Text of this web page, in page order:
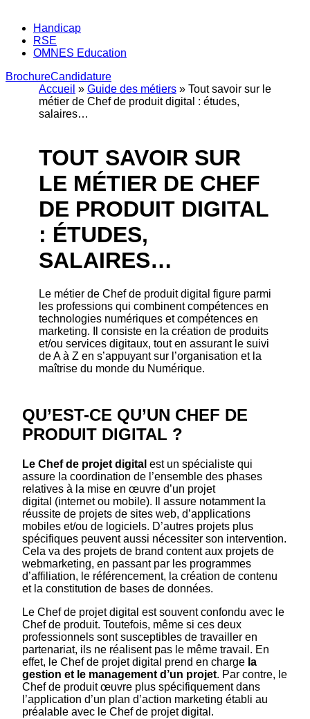
Handicap
RSE
OMNES Education
BrochureCandidature
Accueil » Guide des métiers » Tout savoir sur le
métier de Chef de produit digital : études,
salaires…
TOUT SAVOIR SUR
LE MÉTIER DE CHEF
DE PRODUIT DIGITAL
: ÉTUDES,
SALAIRES…
Le métier de Chef de produit digital figure parmi
les professions qui combinent compétences en
technologies numériques et compétences en
marketing. Il consiste en la création de produits
et/ou services digitaux, tout en assurant le suivi
de A à Z en s’appuyant sur l’organisation et la
maîtrise du monde du Numérique.
QU’EST-CE QU’UN CHEF DE
PRODUIT DIGITAL ?
Le Chef de projet digital est un spécialiste qui
assure la coordination de l’ensemble des phases
relatives à la mise en œuvre d’un projet
digital (internet ou mobile). Il assure notamment la
réussite de projets de sites web, d’applications
mobiles et/ou de logiciels. D’autres projets plus
spécifiques peuvent aussi nécessiter son intervention.
Cela va des projets de brand content aux projets de
webmarketing, en passant par les programmes
d’affiliation, le référencement, la création de contenu
et la constitution de bases de données.
Le Chef de projet digital est souvent confondu avec le
Chef de produit. Toutefois, même si ces deux
professionnels sont susceptibles de travailler en
partenariat, ils ne réalisent pas le même travail. En
effet, le Chef de projet digital prend en charge la
gestion et le management d’un projet. Par contre, le
Chef de produit œuvre plus spécifiquement dans
l’application d’un plan d’action marketing établi au
préalable avec le Chef de projet digital.